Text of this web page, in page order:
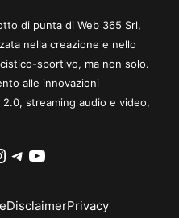
di punta di Web 365 Srl,
nella creazione e nello
sportivo, ma non solo.
alle innovazioni
streaming audio e video,
Telegram
YouTube
DisclaimerPrivacy